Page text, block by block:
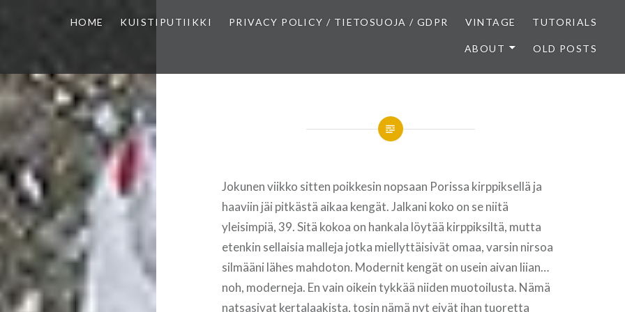
HOME KUISTIPUTIIKKI PRIVACY POLICY / TIETOSUOJA / GDPR VINTAGE TUTORIALS
ABOUT OLD POSTS
Jokunen viikko sitten poikkesin nopsaan Porissa kirppiksellä ja
haaviin jäi pitkästä aikaa kengät. Jalkani koko on se niitä
yleisimpiä, 39. Sitä kokoa on hankala löytää kirppiksiltä, mutta
etenkin sellaisia malleja jotka miellyttäisivät omaa, varsin nirsoa
silmääni lähes mahdoton. Modernit kengät on usein aivan liian…
noh, moderneja. En vain oikein tykkää niiden muotoilusta. Nämä
natsasivat kertalaakista, tosin nämä nyt eivät ihan tuoretta